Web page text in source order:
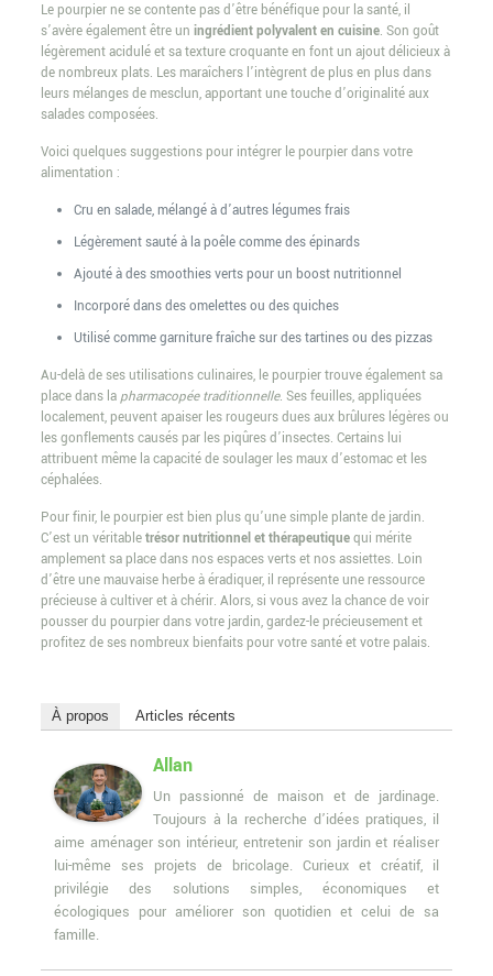
Le pourpier ne se contente pas d’être bénéfique pour la santé, il
s’avère également être un ingrédient polyvalent en cuisine. Son goût
légèrement acidulé et sa texture croquante en font un ajout délicieux à
de nombreux plats. Les maraîchers l’intègrent de plus en plus dans
leurs mélanges de mesclun, apportant une touche d’originalité aux
salades composées.
Voici quelques suggestions pour intégrer le pourpier dans votre
alimentation :
Cru en salade, mélangé à d’autres légumes frais
Légèrement sauté à la poêle comme des épinards
Ajouté à des smoothies verts pour un boost nutritionnel
Incorporé dans des omelettes ou des quiches
Utilisé comme garniture fraîche sur des tartines ou des pizzas
Au-delà de ses utilisations culinaires, le pourpier trouve également sa
place dans lapharmacopée traditionnelle. Ses feuilles, appliquées
localement, peuvent apaiser les rougeurs dues aux brûlures légères ou
les gonflements causés par les piqûres d’insectes. Certains lui
attribuent même la capacité de soulager les maux d’estomac et les
céphalées.
Pour finir, le pourpier est bien plus qu’une simple plante de jardin.
C’est un véritabletrésor nutritionnel et thérapeutiquequi mérite
amplement sa place dans nos espaces verts et nos assiettes. Loin
d’être une mauvaise herbe à éradiquer, il représente une ressource
précieuse à cultiver et à chérir. Alors, si vous avez la chance de voir
pousser du pourpier dans votre jardin, gardez-le précieusement et
profitez de ses nombreux bienfaits pour votre santé et votre palais.
À propos Articles récents
Allan
Un passionné de maison et de jardinage.
Toujours à la recherche d’idées pratiques, il
aime aménager son intérieur, entretenir son jardin et réaliser
lui-même ses projets de bricolage. Curieux et créatif, il
privilégie des solutions simples, économiques et
écologiques pour améliorer son quotidien et celui de sa
famille.